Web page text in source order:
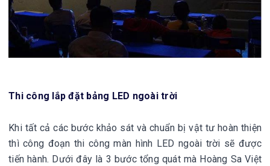
Thi công lắp đặt bảng LED ngoài trời
Khi tất cả các bước khảo sát và chuẩn bị vật tư hoàn thiện
thì công đoạn thi công màn hình LED ngoài trời sẽ được
tiến hành. Dưới đây là 3 bước tổng quát mà Hoàng Sa Việt